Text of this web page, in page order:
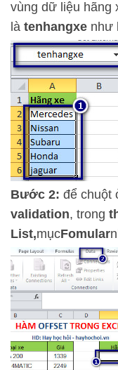
vùng dữ liệu hãng
là tenhangxe như
Bước 2: để chuột
validation, trong
List,mụcFomular